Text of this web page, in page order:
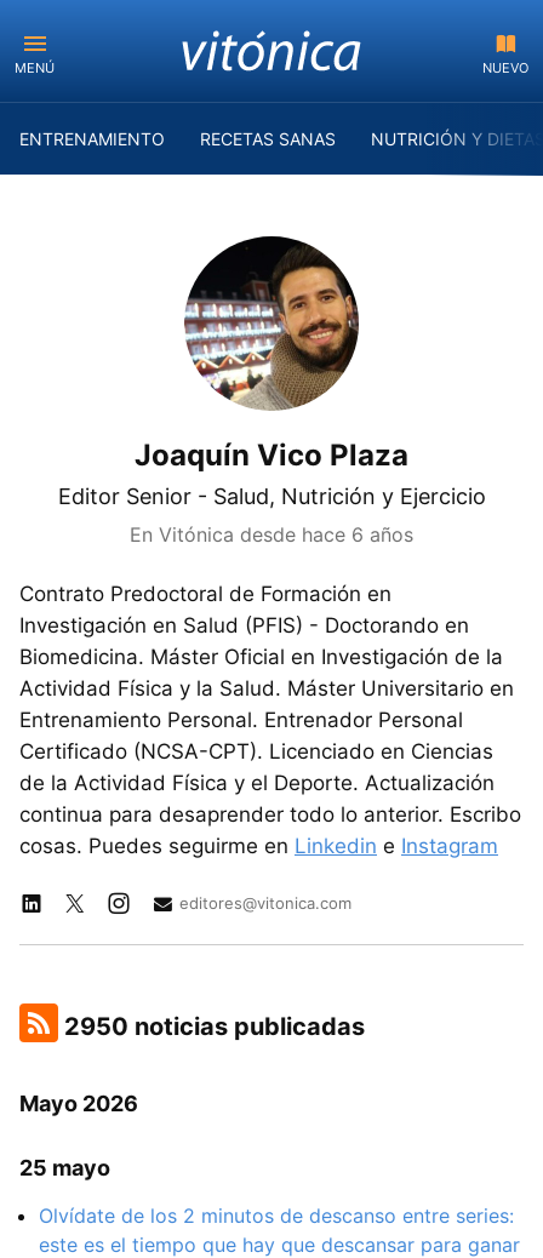
MENÚ NUEVO
ENTRENAMIENTO RECETAS SANAS NUTRICIÓN Y
Joaquín Vico Plaza
Editor Senior - Salud, Nutrición y Ejercicio
En Vitónica desde hace 6 años
Contrato Predoctoral de Formación en
Investigación en Salud (PFIS) - Doctorando en
Biomedicina. Máster Oficial en Investigación de la
Actividad Física y la Salud. Máster Universitario en
Entrenamiento Personal. Entrenador Personal
Certificado (NCSA-CPT). Licenciado en Ciencias
de la Actividad Física y el Deporte. Actualización
continua para desaprender todo lo anterior. Escribo
cosas. Puedes seguirme en Linkedin e Instagram
editores@vitonica.com
2950 noticias publicadas
Mayo 2026
25 mayo
Olvídate de los 2 minutos de descanso entre series:
este es el tiempo que hay que descansar para ganar